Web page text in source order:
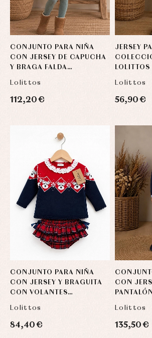
CONJUNTO PARA NIÑA
CON JERSEY DE CAPUCHA
Y BRAGA FALDA
Lolittos
112,20 €
JERSEY
LOLITTOS
Lolittos
56,90 €
CONJUNTO PARA NIÑA
CON JERSEY Y BRAGUITA
CON VOLANTES
Lolittos
84,40 €
CON
Lolittos
135,50 €
ranitas
Ropa
interior,
bodys,
pijamas...
camisas
Chaquetas
y
jersey
Conjuntos
Ropa
Leotardos
Puericultura